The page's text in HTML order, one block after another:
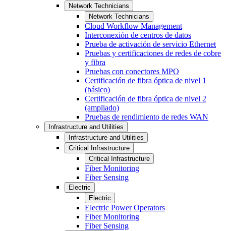
Network Technicians
Network Technicians
Cloud Workflow Management
Interconexión de centros de datos
Prueba de activación de servicio Ethernet
Pruebas y certificaciones de redes de cobre
y fibra
Pruebas con conectores MPO
Certificación de fibra óptica de nivel 1
(básico)
Certificación de fibra óptica de nivel 2
(ampliado)
Pruebas de rendimiento de redes WAN
Infrastructure and Utilities
Infrastructure and Utilities
Critical Infrastructure
Critical Infrastructure
Fiber Monitoring
Fiber Sensing
Electric
Electric
Electric Power Operators
Fiber Monitoring
Fiber Sensing